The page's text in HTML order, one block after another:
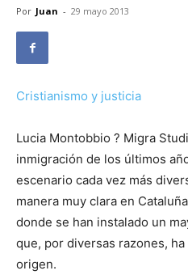
Por Juan - 29 mayo 2013
Cristianismo y justicia
Lucia Montobbio ? Migra
inmigración de los últimos
escenario cada vez más
manera muy clara en
donde se han instalado un
que, por diversas razones,
origen.